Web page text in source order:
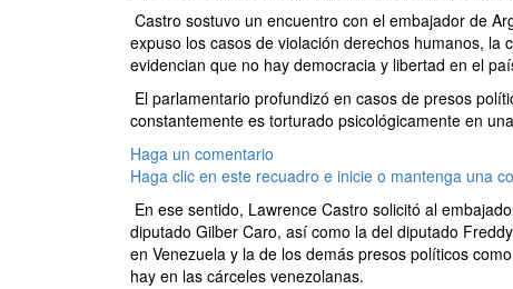
Castro sostuvo un encuentro con el embajador de
expuso los casos de violación derechos humanos,
evidencian que no hay democracia y libertad en el
El parlamentario profundizó en casos de presos
constantemente es torturado psicológicamente en
Haga un comentario
Haga clic en este recuadro e inicie o mantenga una
En ese sentido, Lawrence Castro solicitó al
diputado Gilber Caro, así como la del diputado
en Venezuela y la de los demás presos políticos
hay en las cárceles venezolanas.